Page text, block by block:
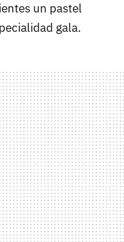
un pastel
gala.